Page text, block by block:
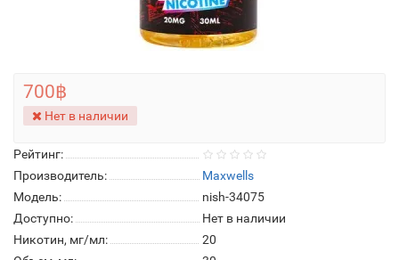
Рейтинг:
Производитель:
Maxwells
Модель:
nish-34075
Доступно:
Нет в наличии
Никотин, мг/мл:
20
700฿
Нет в наличии